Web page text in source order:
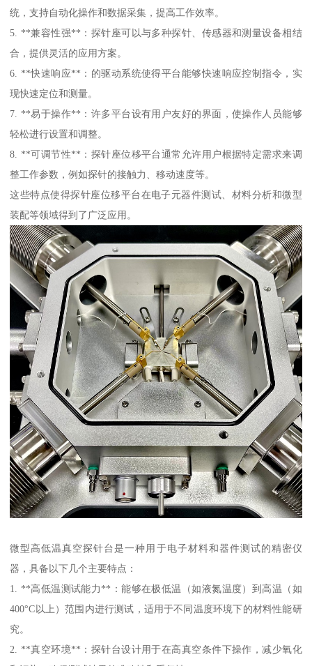
统，支持自动化操作和数据采集，提高工作效率。
5. **兼容性强**：探针座可以与多种探针、传感器和测量设备相结
合，提供灵活的应用方案。
6. **快速响应**：的驱动系统使得平台能够快速响应控制指令，实
现快速定位和测量。
7. **易于操作**：许多平台设有用户友好的界面，使操作人员能够
轻松进行设置和调整。
8. **可调节性**：探针座位移平台通常允许用户根据特定需求来调
整工作参数，例如探针的接触力、移动速度等。
这些特点使得探针座位移平台在电子元器件测试、材料分析和微型
装配等领域得到了广泛应用。
微型高低温真空探针台是一种用于电子材料和器件测试的精密仪
器，具备以下几个主要特点：
1. **高低温测试能力**：能够在极低温（如液氮温度）到高温（如
400°C以上）范围内进行测试，适用于不同温度环境下的材料性能研
究。
2. **真空环境**：探针台设计用于在高真空条件下操作，减少氧化